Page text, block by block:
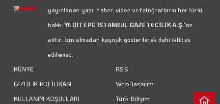
yayınlanan yazı, haber, video ve fotoğrafların her türlü
hakkıYEDİTEPE İSTANBUL GAZETECİLİK A.Ş.'ne
aittir. İzin almadan kaynak gösterilerek dahi iktibas
edilemez.
KÜNYE
GİZLİLİK POLİTİKASI
KULLANIM KOŞULLARI
RSS
Web Tasarım:
Türk Bilişim